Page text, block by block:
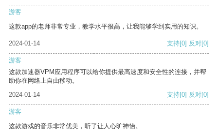
游客
这款app的老师非常专业，教学水平很高，让我能够学到实用的知识。
2024-01-14 支持[0] 反对[0]
游客
这款加速器VPM应用程序可以给你提供最高速度和安全性的连接，并帮
助你在网络上自由移动。
2024-01-14
支持[0] 反对[0]
游客
这款游戏的音乐非常优美，听了让人心旷神怡。